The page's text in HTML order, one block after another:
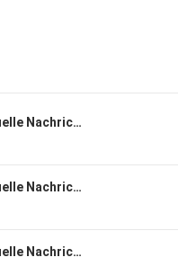
Mensch, Magdeburg: Aktuelle Nachrichten vom 05.08.2026, erstellt mit KI-Unterstützung
Mensch, Magdeburg: Aktuelle Nachrichten vom 04.08.2026, erstellt mit KI-Unterstützung
Mensch, Magdeburg: Aktuelle Nachrichten vom 03.08.2026, erstellt mit KI-Unterstützung